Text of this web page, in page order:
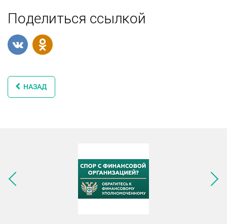
Поделиться ссылкой
НАЗАД
Следующее изображение